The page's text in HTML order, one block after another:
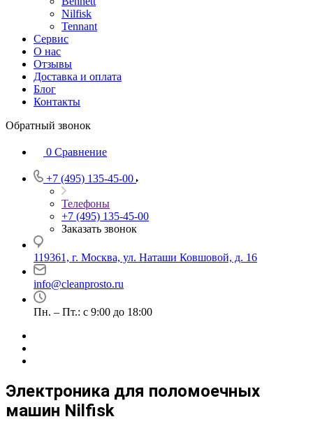
Nilfisk
Tennant
Сервис
О нас
Отзывы
Доставка и оплата
Блог
Контакты
Обратный звонок
0 Сравнение
+7 (495) 135-45-00
Телефоны
+7 (495) 135-45-00
Заказать звонок
119361, г. Москва, ул. Наташи Ковшовой, д. 16
info@cleanprosto.ru
Пн. – Пт.: с 9:00 до 18:00
Электроника для поломоечных
машин Nilfisk